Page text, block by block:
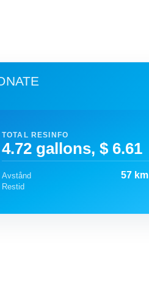
TOTAL RESINFO
4.72 gallons, $ 6.61
Avstånd 57 km
Restid